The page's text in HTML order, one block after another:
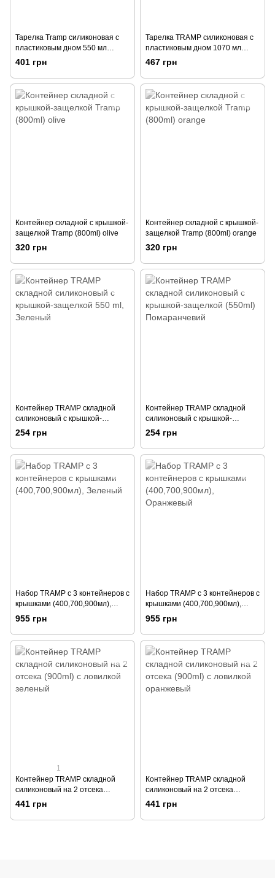
Тарелка Tramp силиконовая с
пластиковым дном 550 мл
зеленая
401 грн
Тарелка TRAMP силиконовая с
пластиковым дном 1070 мл
зеленая
467 грн
Контейнер складной с крышкой-
защелкой Tramp (800ml) olive
320 грн
Контейнер складной с крышкой-
защелкой Tramp (800ml) orange
320 грн
Контейнер TRAMP складной
силиконовый с крышкой-
защелкой 550 ml, Зеленый
254 грн
Контейнер TRAMP складной
силиконовый с крышкой-
защелкой (550ml)
Помаранчевий
254 грн
Набор TRAMP с 3 контейнеров с
крышками (400,700,900мл),
Зеленый
955 грн
Набор TRAMP с 3 контейнеров с
крышками (400,700,900мл),
Оранжевый
955 грн
1
Контейнер TRAMP складной
силиконовый на 2 отсека
(900ml) с ловилкой зеленый
441 грн
Контейнер TRAMP складной
силиконовый на 2 отсека
(900ml) с ловилкой оранжевый
441 грн